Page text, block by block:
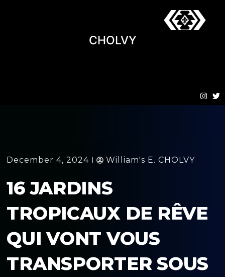
CHOLVY
December 4, 2024 William's E. CHOLVY
16 JARDINS
TROPICAUX DE RÊVE
QUI VONT VOUS
TRANSPORTER SOUS